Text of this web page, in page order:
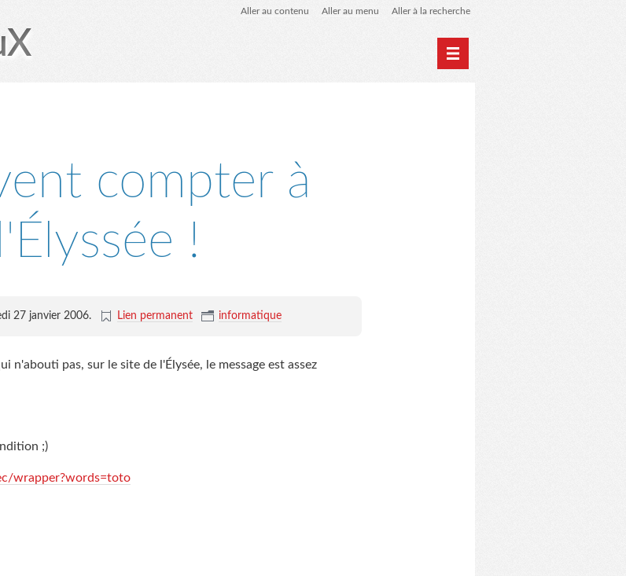
Aller au contenu Aller au menu Aller à la recherche
compter à
l'Élyssée !
27 janvier 2006. Lien permanent informatique
n'abouti pas, sur le site de l'Élysée, le message est assez
;)
wrapper?words=toto